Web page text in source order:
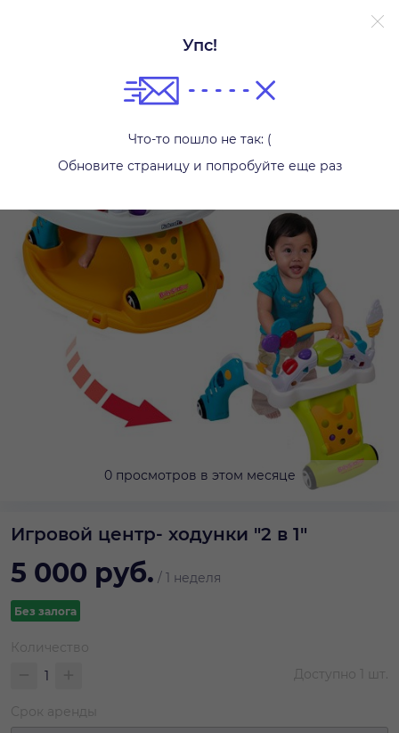
Упс!
Что-то пошло не так: (
Обновите страницу и попробуйте еще раз
0 просмотров в этом месяце
Игровой центр- ходунки "2 в 1"
5 000 руб. / 1 неделя
Без залога
Количество
Доступно 1 шт.
Срок аренды